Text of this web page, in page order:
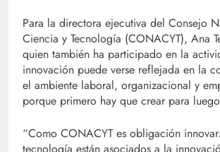
Para la directora ejecutiva del Consejo
Ciencia y Tecnología (CONACYT), Ana
quien también ha participado en la
innovación puede verse reflejada en la
el ambiente laboral, organizacional y
porque primero hay que crear para
“Como CONACYT es obligación